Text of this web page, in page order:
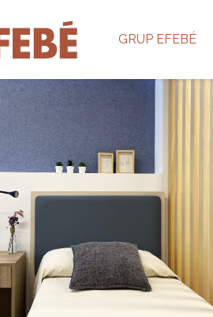
GRUP EFEBÉ